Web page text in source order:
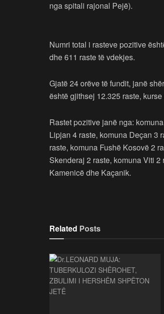
nga spitali rajonal Pejë).
Numri total i rasteve pozitive
dhe 611 raste të vdekjes.
Gjatë 24 orëve të fundit, janë
është gjithsej 12.325 raste,
Rastet pozitive janë nga:
Lipjan 4 raste, komuna Deçan 3
raste, komuna Fushë Kosovë 2
Skenderaj 2 raste, komuna Viti
Kamenicë dhe Kaçanik.
Related Posts